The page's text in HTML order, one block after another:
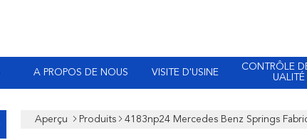
A PROPOS DE NOUS VISITE D'USINE
CONTRÔLE
UALITÉ
Aperçu Produits 4183np24 Mercedes Benz Springs